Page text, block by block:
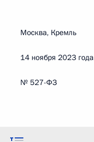
Москва, Кремль
14 ноября 2023 года
№ 527-ФЗ